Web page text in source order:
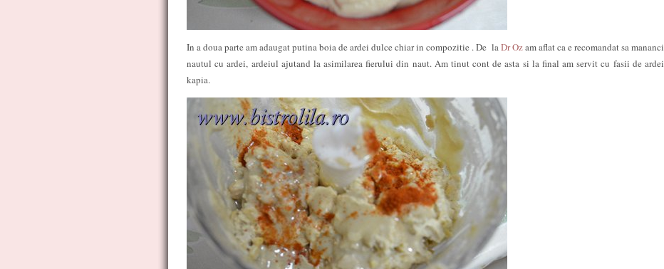
In a doua parte am adaugat putina boia de ardei dulce chiar in compozitie . De laDr Ozam aflat ca e recomandat sa mananci
nautul cu ardei, ardeiul ajutand la asimilarea fierului din naut. Am tinut cont de asta si la final am servit cu fasii de ardei
kapia.